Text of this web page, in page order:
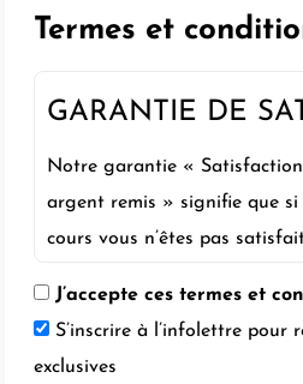
Termes et
GARANTIE DE
Notre garantie «
argent remis » signifie que si
cours vous n’êtes pas
de votre achat, sans frais
La seule condition pour
J’accepte ces termes et
S’inscrire à l’infolettre pour
exclusives